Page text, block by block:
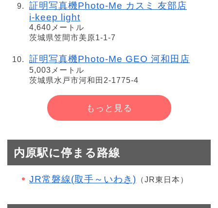
証明写真機Photo-Me カスミ 友部店
i-keep light
4,640メートル
茨城県笠間市美原1-1-7
証明写真機Photo-Me GEO 河和田店
5,003メートル
茨城県水戸市河和田2-1775-4
もっと見る
内原駅に停まる路線
JR常磐線(取手～いわき) （JR東日本）